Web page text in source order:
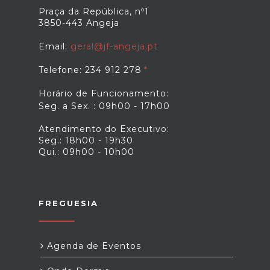
Praça da República, nº1
3850-443 Angeja
Email: geral@jf-angeja.pt
Telefone: 234 912 278
Horário de Funcionamento:
Seg. a Sex. : 09h00 - 17h00
Atendimento do Executivo:
Seg.: 18h00 - 19h30
Qui.: 09h00 - 10h00
FREGUESIA
Agenda de Eventos